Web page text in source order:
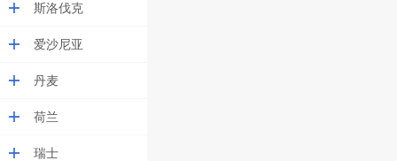
斯洛伐克
爱沙尼亚
丹麦
荷兰
瑞士